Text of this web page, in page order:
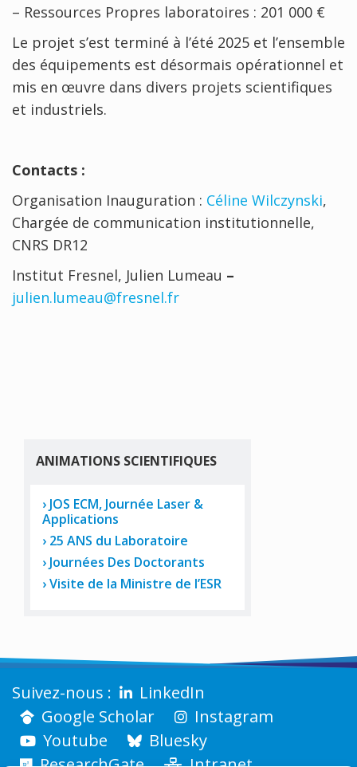
– Ressources Propres laboratoires : 201 000 €
Le projet s’est terminé à l’été 2025 et l’ensemble
des équipements est désormais opérationnel et
mis en œuvre dans divers projets scientifiques
et industriels.
Contacts :
Organisation Inauguration : Céline Wilczynski,
Chargée de communication institutionnelle,
CNRS DR12
Institut Fresnel, Julien Lumeau –
julien.lumeau@fresnel.fr
ANIMATIONS SCIENTIFIQUES
JOS ECM, Journée Laser &
Applications
25 ANS du Laboratoire
Journées Des Doctorants
Visite de la Ministre de l’ESR
LinkedIn
Google Scholar
Instagram
Youtube
Bluesky